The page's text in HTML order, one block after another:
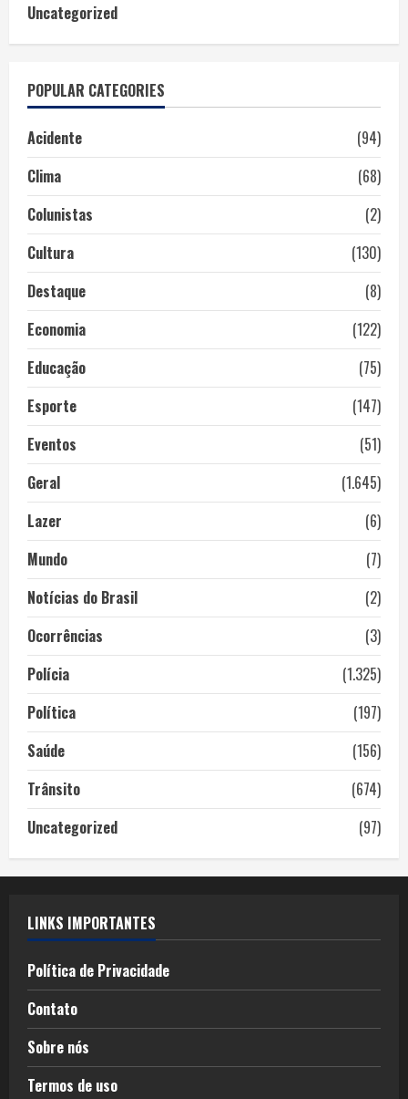
Uncategorized
POPULAR CATEGORIES
Acidente
(94)
Clima
(68)
Colunistas
(2)
Cultura
(130)
Destaque
(8)
Economia
(122)
Educação
(75)
Esporte
(147)
Eventos
(51)
Geral
(1.645)
Lazer
(6)
Mundo
(7)
Notícias do Brasil
(2)
Ocorrências
(3)
Polícia
(1.325)
Política
(197)
Saúde
(156)
Trânsito
(674)
Uncategorized
(97)
LINKS IMPORTANTES
Política de Privacidade
Contato
Sobre nós
Termos de uso